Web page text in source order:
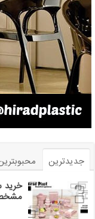
جدیدترین